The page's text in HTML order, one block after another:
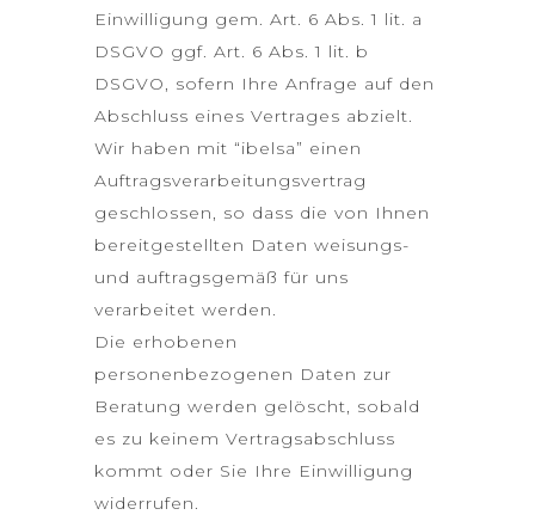
Einwilligung gem. Art. 6 Abs. 1 lit. a
DSGVO ggf. Art. 6 Abs. 1 lit. b
DSGVO, sofern Ihre Anfrage auf den
Abschluss eines Vertrages abzielt.
Wir haben mit “ibelsa” einen
Auftragsverarbeitungsvertrag
geschlossen, so dass die von Ihnen
bereitgestellten Daten weisungs-
und auftragsgemäß für uns
verarbeitet werden.
Die erhobenen
personenbezogenen Daten zur
Beratung werden gelöscht, sobald
es zu keinem Vertragsabschluss
kommt oder Sie Ihre Einwilligung
widerrufen.